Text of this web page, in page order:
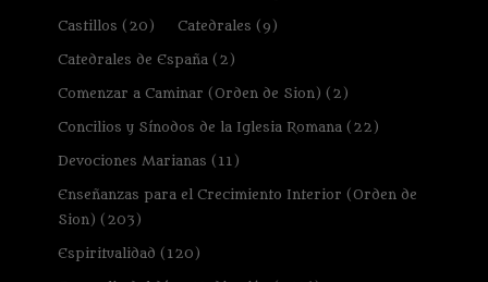
Castillos (20) Catedrales (9)
Catedrales de España (2)
Comenzar a Caminar (Orden de Sion) (2)
Concilios y Sínodos de la Iglesia Romana (22)
Devociones Marianas (11)
Enseñanzas para el Crecimiento Interior (Orden de
Sion) (203)
Espiritualidad (120)